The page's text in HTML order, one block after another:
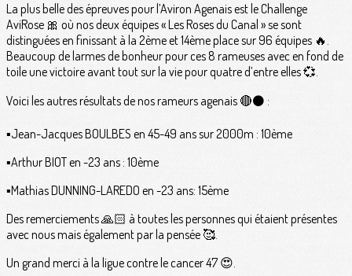
La plus belle des épreuves pour l’Aviron Agenais est le Challenge
AviRose 🎀 où nos deux équipes « Les Roses du Canal » se sont
distinguées en finissant à la 2ème et 14ème place sur 96 équipes 🔥.
Beaucoup de larmes de bonheur pour ces 8 rameuses avec en fond de
toile une victoire avant tout sur la vie pour quatre d’entre elles 💞.
Voici les autres résultats de nos rameurs agenais 🔴⚫️ :
▪️Jean-Jacques BOULBES en 45-49 ans sur 2000m : 10ème
▪️Arthur BIOT en -23 ans : 10ème
▪️Mathias DUNNING-LAREDO en -23 ans: 15ème
Des remerciements 🙏🏻 à toutes les personnes qui étaient présentes
avec nous mais également par la pensée 🥰.
Un grand merci à la ligue contre le cancer 47 😍.